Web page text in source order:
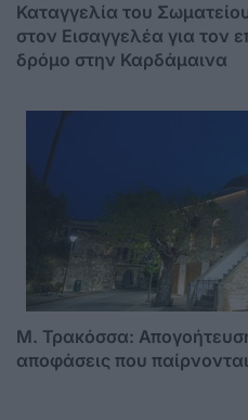
Καταγγελία του
στον Εισαγγελέα για τον
δρόμο στην Καρδάμαινα
Μ. Τρακόσσα:
αποφάσεις που